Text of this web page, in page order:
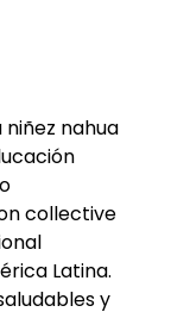
niñez nahua
collective
Latina.
y